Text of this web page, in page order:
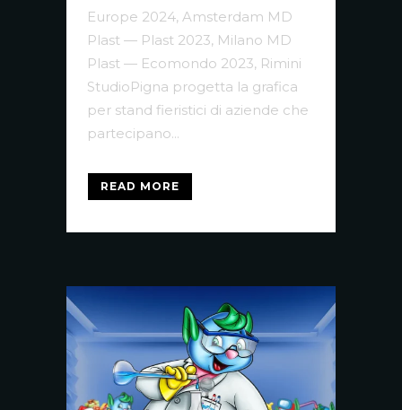
Europe 2024, Amsterdam MD
Plast — Plast 2023, Milano MD
Plast — Ecomondo 2023, Rimini
StudioPigna progetta la grafica
per stand fieristici di aziende che
partecipano...
READ MORE